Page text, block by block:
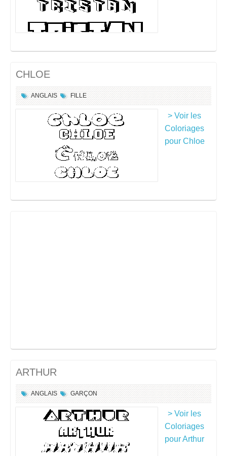
CHLOE
ANGLAIS FILLE
> Voir les
Coloriages
pour Chloe
ARTHUR
ANGLAIS GARÇON
> Voir les
Coloriages
pour Arthur